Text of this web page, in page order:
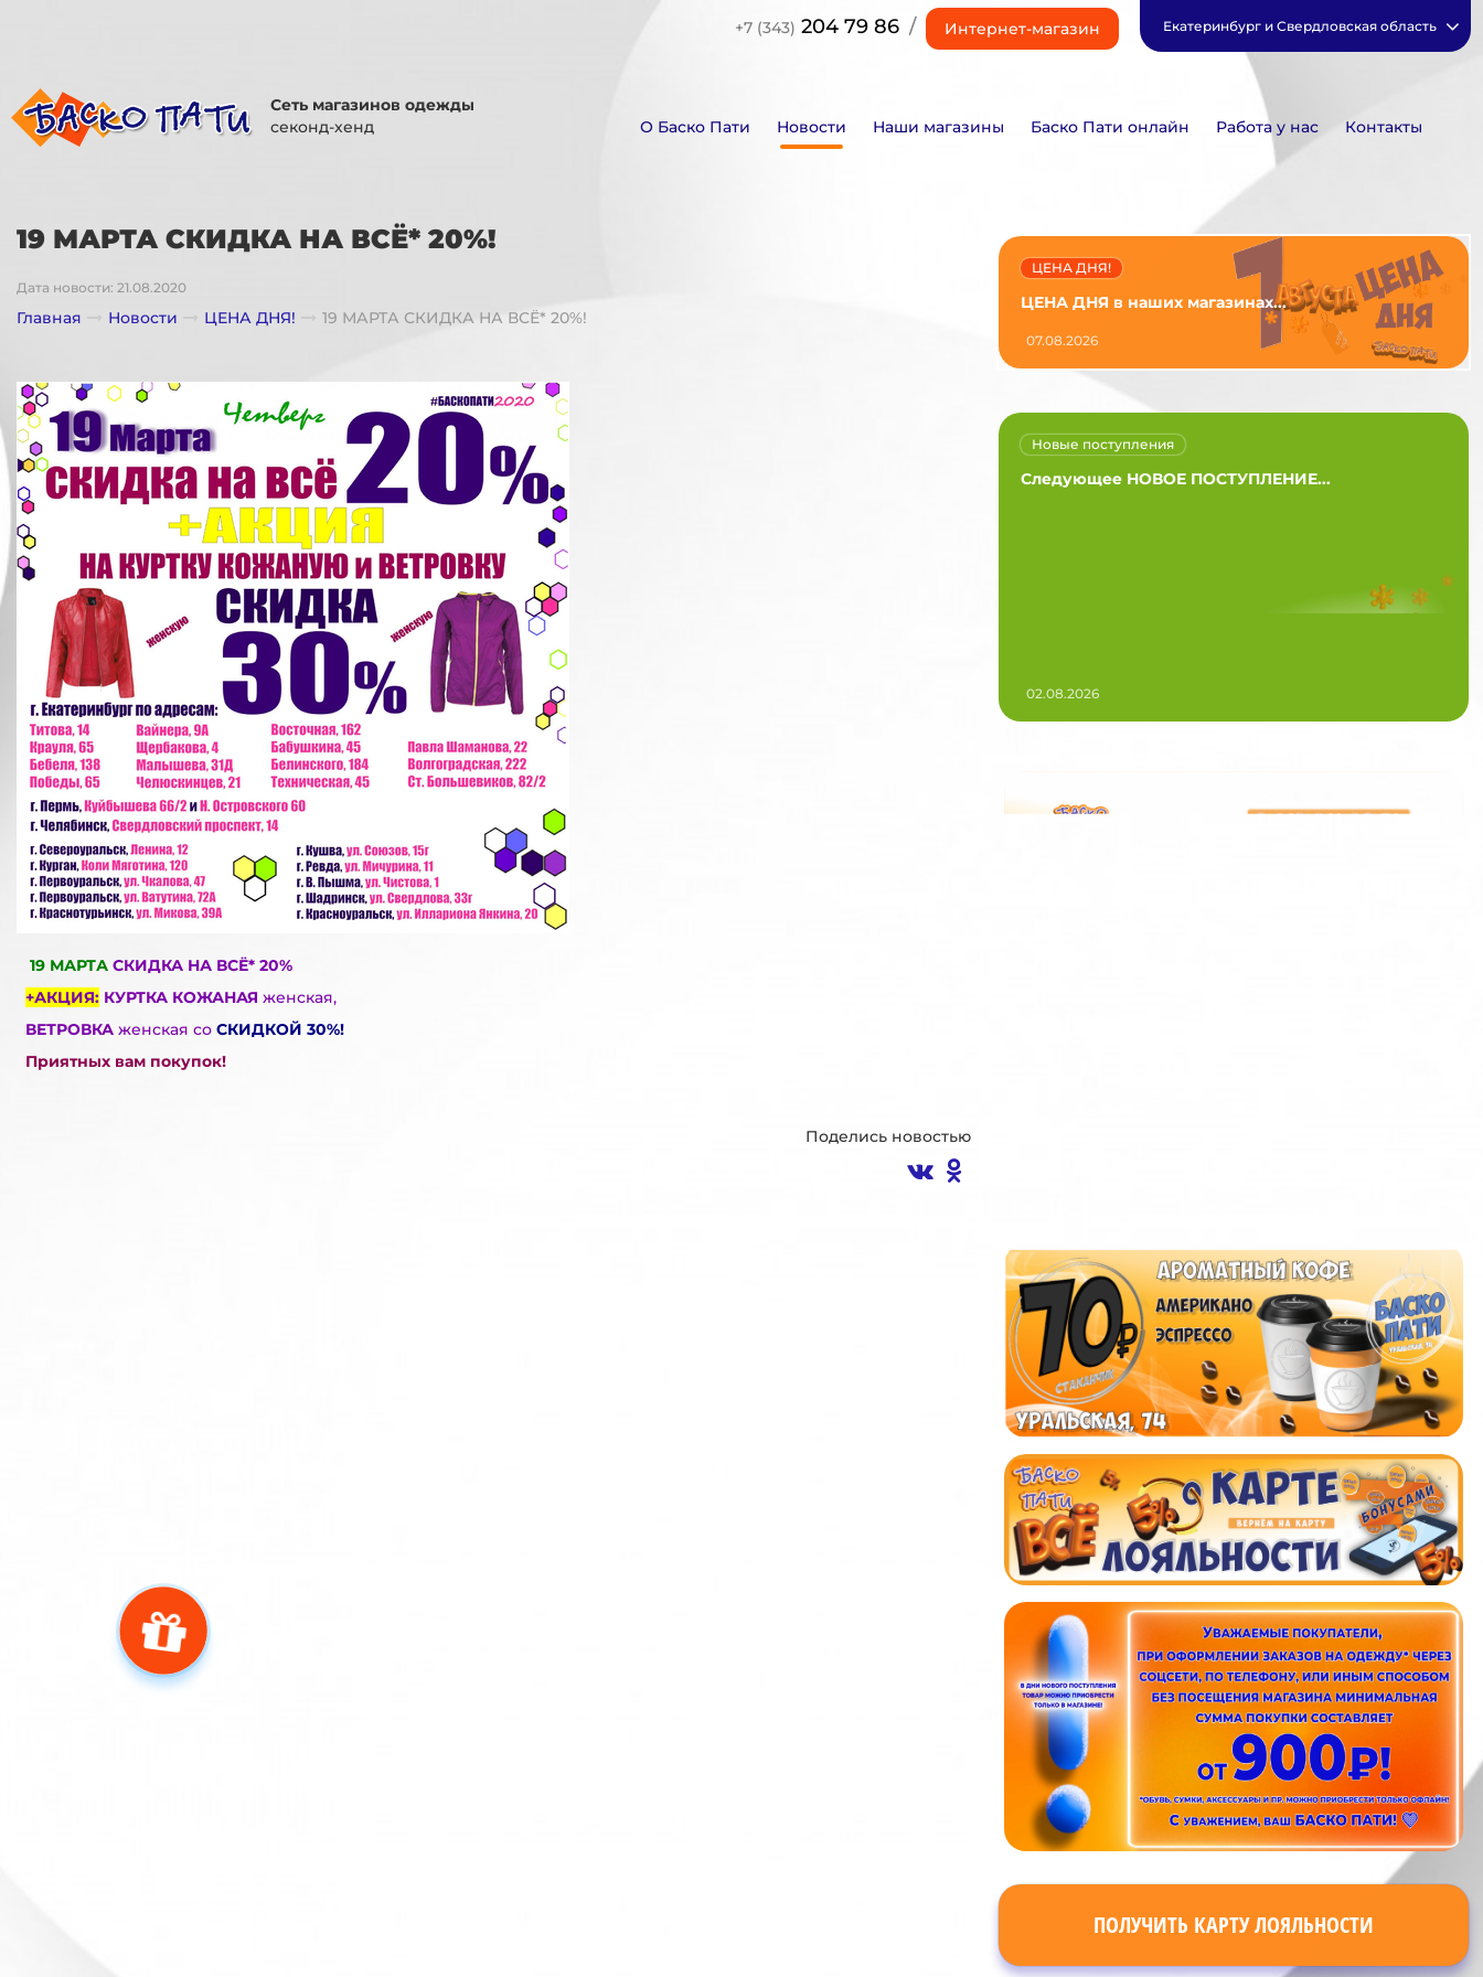
+7 (343) 204 79 86 / Интернет-магазин Екатеринбург и Свердловская область
Сеть магазинов одежды
секонд-хенд
О Баско Пати Новости Наши магазины Баско Пати онлайн Работа у нас Контакты
19 МАРТА СКИДКА НА ВСЁ* 20%!
Дата новости: 21.08.2020
Главная Новости ЦЕНА ДНЯ! 19 МАРТА СКИДКА НА ВСЁ* 20%!
19 МАРТА СКИДКА НА ВСЁ* 20%
+АКЦИЯ: КУРТКА КОЖАНАЯ женская,
ВЕТРОВКА женская со СКИДКОЙ 30%!
Приятных вам покупок!
Поделись новостью
ЦЕНА ДНЯ в наших магазинах...
ЦЕНА ДНЯ!
07.08.2026
Следующее НОВОЕ ПОСТУПЛЕНИЕ...
Новые поступления
02.08.2026
ПОЛУЧИТЬ КАРТУ ЛОЯЛЬНОСТИ